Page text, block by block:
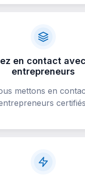
en contact
entrepreneurs
mettons en